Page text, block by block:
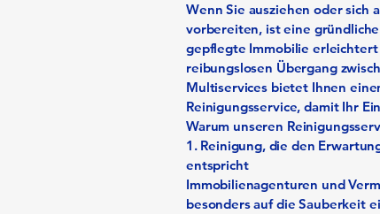
Wenn Sie ausziehen oder sich
vorbereiten, ist eine
gepflegte Immobilie
reibungslosen Übergang
Multiservices bietet Ihnen
Reinigungsservice, damit Ihr
Warum unseren
1.⁠ ⁠Reinigung, die den
entspricht
Immobilienagenturen und
besonders auf die Sauberkeit